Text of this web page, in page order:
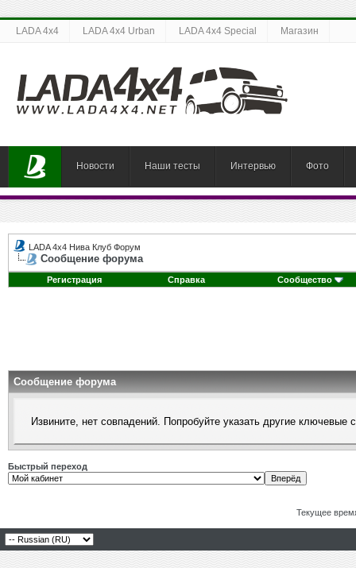
LADA 4x4 LADA 4x4 Urban LADA 4x4 Special Магазин
Новости Наши тесты Интервью Фото
LADA 4x4 Нива Клуб Форум
Сообщение форума
Регистрация Справка Сообщество
Сообщение форума
Извините, нет совпадений. Попробуйте указать другие ключевые
Быстрый переход
Текущее